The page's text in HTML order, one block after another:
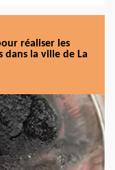
réaliser les
dans la ville de La